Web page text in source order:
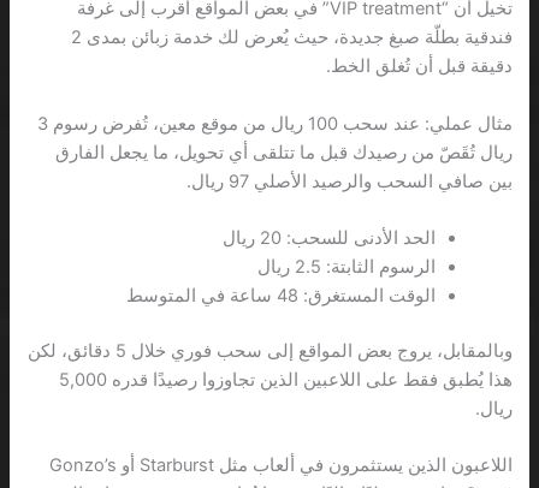
تخيل أن “VIP treatment” في بعض المواقع أقرب إلى غرفة
فندقية بطلّة صبغ جديدة، حيث يُعرض لك خدمة زبائن بمدى 2
دقيقة قبل أن تُغلق الخط.
مثال عملي: عند سحب 100 ريال من موقع معين، تُفرض رسوم 3
ريال تُقَصّ من رصيدك قبل ما تتلقى أي تحويل، ما يجعل الفارق
بين صافي السحب والرصيد الأصلي 97 ريال.
الحد الأدنى للسحب: 20 ريال
الرسوم الثابتة: 2.5 ريال
الوقت المستغرق: 48 ساعة في المتوسط
وبالمقابل، يروج بعض المواقع إلى سحب فوري خلال 5 دقائق، لكن
هذا يُطبق فقط على اللاعبين الذين تجاوزوا رصيدًا قدره 5,000
ريال.
اللاعبون الذين يستثمرون في ألعاب مثل Starburst أو Gonzo’s